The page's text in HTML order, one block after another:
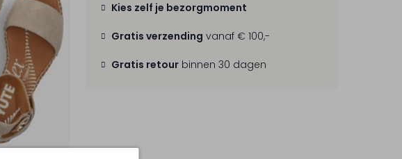
Kies zelf je bezorgmoment
Gratis verzending vanaf € 100,-
Gratis retour binnen 30 dagen